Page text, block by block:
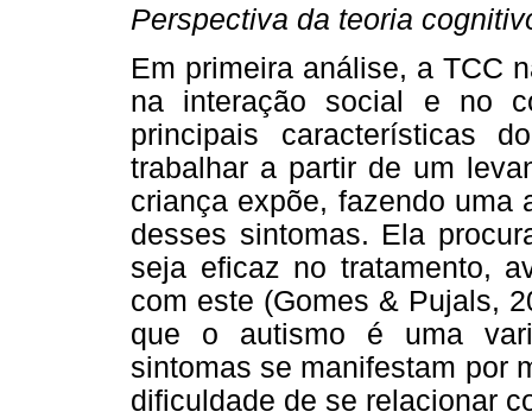
Perspectiva da teoria
Em primeira análise, a TCC
na interação social e no
principais características
trabalhar a partir de um
criança expõe, fazendo uma
desses sintomas. Ela
seja eficaz no tratamento,
com este (Gomes & Pujals,
que o autismo é uma
sintomas se manifestam por
dificuldade de se relacionar